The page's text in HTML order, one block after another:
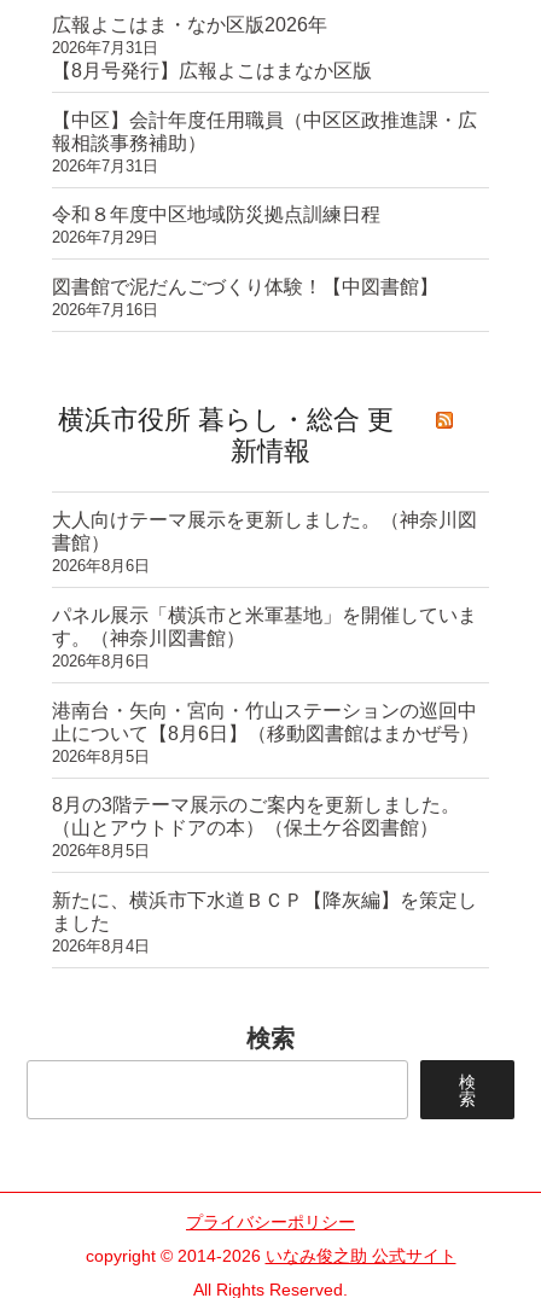
広報よこはま・なか区版2026年
2026年7月31日
【8月号発行】広報よこはまなか区版
【中区】会計年度任用職員（中区区政推進課・広
報相談事務補助）
2026年7月31日
令和８年度中区地域防災拠点訓練日程
2026年7月29日
図書館で泥だんごづくり体験！【中図書館】
2026年7月16日
横浜市役所 暮らし・総合 更
新情報
大人向けテーマ展示を更新しました。（神奈川図
書館）
2026年8月6日
パネル展示「横浜市と米軍基地」を開催していま
す。（神奈川図書館）
2026年8月6日
港南台・矢向・宮向・竹山ステーションの巡回中
止について【8月6日】（移動図書館はまかぜ号）
2026年8月5日
8月の3階テーマ展示のご案内を更新しました。
（山とアウトドアの本）（保土ケ谷図書館）
2026年8月5日
新たに、横浜市下水道ＢＣＰ【降灰編】を策定し
ました
2026年8月4日
検索
検
索
プライバシーポリシー
copyright © 2014-2026 いなみ俊之助 公式サイト
All Rights Reserved.